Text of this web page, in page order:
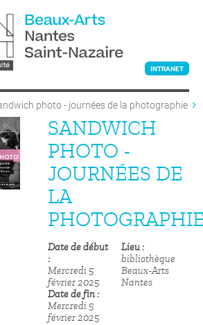
INTRANET
photo - journées de la photographie
SANDWICH
PHOTO -
JOURNÉES DE
LA
Date de début
Mercredi 5
février 2025
Date de fin
Mercredi 5
février 2025
Lieu
bibliothèque
Beaux-Arts
Nantes